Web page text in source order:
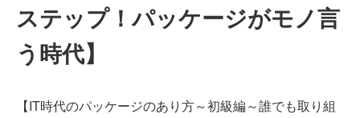
ステップ！パッケージがモノ言
う時代】
【IT時代のパッケージのあり方～初級編～誰でも取り組